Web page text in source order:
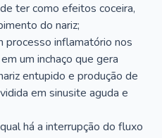
ter como efeitos coceira,
do nariz;
processo inflamatório nos
um inchaço que gera
entupido e produção de
em sinusite aguda e
há a interrupção do fluxo